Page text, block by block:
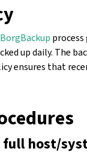
up daily. The
ensures that
full host/